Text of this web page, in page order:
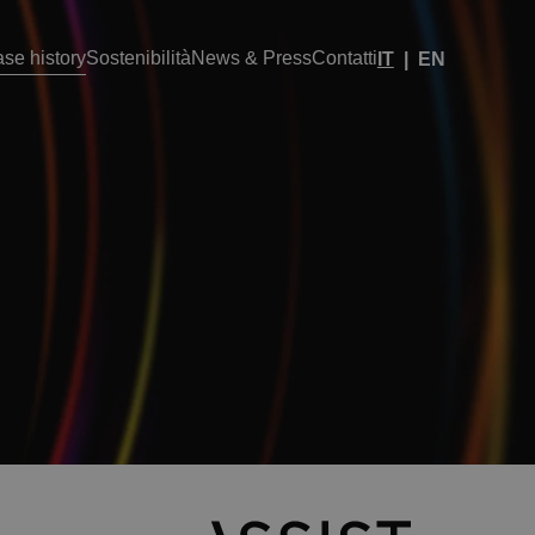
historySostenibilitàNews & PressContatti IT EN